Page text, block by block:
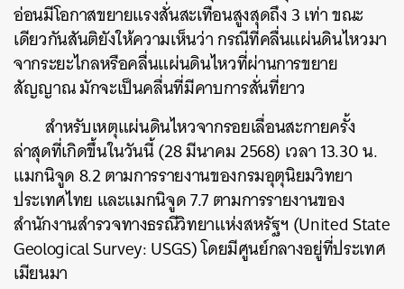
อ่อนมีโอกาสขยายแรงสั่นสะเทือนสูงสุดถึง 3 เท่า ขณะ
เดียวกันสันติยังให้ความเห็นว่า กรณีที่คลื่นแผ่นดินไหวมา
จากระยะไกลหรือคลื่นแผ่นดินไหวที่ผ่านการขยาย
สัญญาณ มักจะเป็นคลื่นที่มีคาบการสั่นที่ยาว
สำหรับเหตุแผ่นดินไหวจากรอยเลื่อนสะกายครั้ง
ล่าสุดที่เกิดขึ้นในวันนี้ (28 มีนาคม 2568) เวลา 13.30 น.
แมกนิจูด 8.2 ตามการรายงานของกรมอุตุนิยมวิทยา
ประเทศไทย และแมกนิจูด 7.7 ตามการรายงานของ
สำนักงานสำรวจทางธรณีวิทยาแห่งสหรัฐฯ (United State
Geological Survey: USGS) โดยมีศูนย์กลางอยู่ที่ประเทศ
เมียนมา